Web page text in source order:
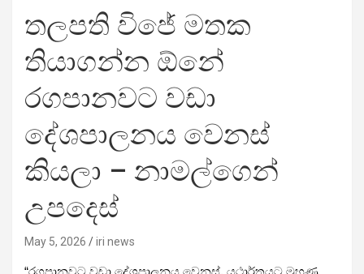
තලපති විජේ මතක
තියාගන්න ඕනේ
රගපානවට වඩා
දේශපාලනය වෙනස්
කියලා – නාමල්ගෙන්
උපදෙස්
May 5, 2026 iri news
“රගපානවට වඩා දේශපාලනය වෙනස්, යථාර්තයට මුහුණ